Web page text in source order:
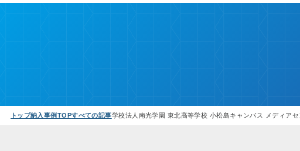
トップ納入事例TOPすべての記事学校法人南光学園 東北高等学校 小松島キャンパス メディア